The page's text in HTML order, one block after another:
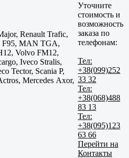
Renault Trafic,
F95, MAN TGA,
Volvo FM12,
Iveco Stralis,
Tector, Scania P,
Mercedes Axor,
Уточните
стоимость и
возможность
заказа по
телефонам:
Тел:
+38(099)252
33 32
Тел:
+38(068)488
83 13
Тел:
+38(095)123
63 66
Перейти на
Контакты